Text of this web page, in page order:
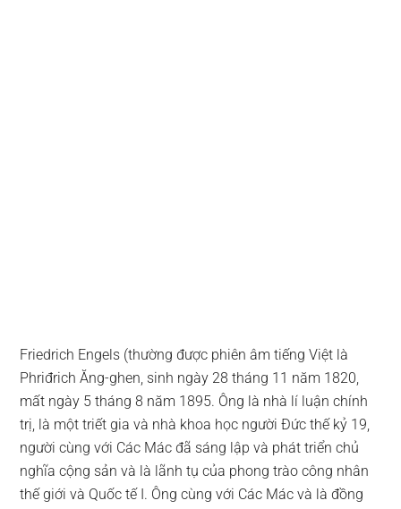
Friedrich Engels (thường được phiên âm tiếng Việt là
Phriđrich Ăng-ghen, sinh ngày 28 tháng 11 năm 1820,
mất ngày 5 tháng 8 năm 1895. Ông là nhà lí luận chính
trị, là một triết gia và nhà khoa học người Đức thế kỷ 19,
người cùng với Các Mác đã sáng lập và phát triển chủ
nghĩa cộng sản và là lãnh tụ của phong trào công nhân
thế giới và Quốc tế I. Ông cùng với Các Mác và là đồng